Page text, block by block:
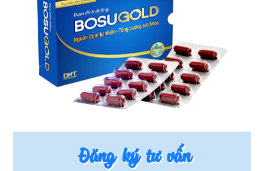
Đăng ký tư vấn